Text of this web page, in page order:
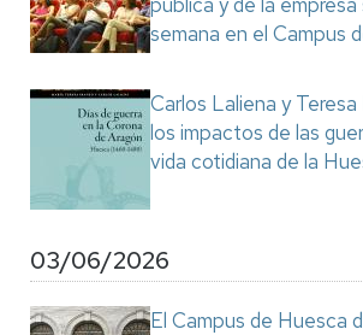
semana en el Campus
Carlos Laliena y Teresa
los impactos de las
vida cotidiana de la
03/06/2026
El Campus de Huesca